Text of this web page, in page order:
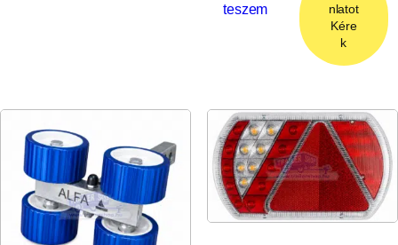
teszem
nlatot
Kére
k